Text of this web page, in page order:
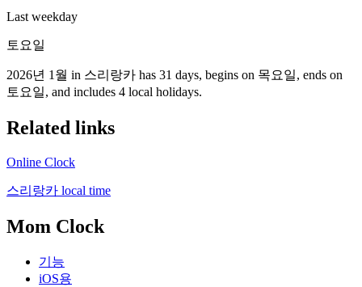
Last weekday
토요일
2026년 1월 in 스리랑카 has 31 days, begins on 목요일, ends on
토요일, and includes 4 local holidays.
Related links
Online Clock
스리랑카 local time
Mom Clock
기능
iOS용